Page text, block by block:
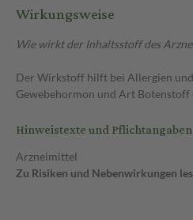
Wirkungsweise
Wie wirkt der Inhaltsstoff des
Der Wirkstoff hilft bei Allergien
Gewebehormon und Art Botenstoff
Hinweistexte und Pflichtangaben
Arzneimittel
Zu Risiken und Nebenwirkungen